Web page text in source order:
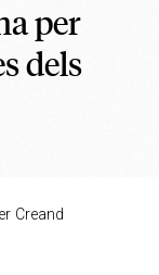
per
dels
Creand